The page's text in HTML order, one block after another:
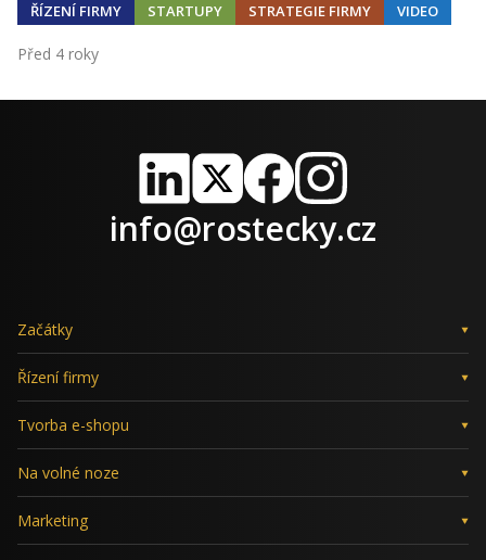
ŘÍZENÍ FIRMY STARTUPY STRATEGIE FIRMY VIDEO
Před 4 roky
LinkedIn
X FacebookInstagram
info@rostecky.cz
Začátky
Řízení firmy
Tvorba e-shopu
Na volné noze
Marketing